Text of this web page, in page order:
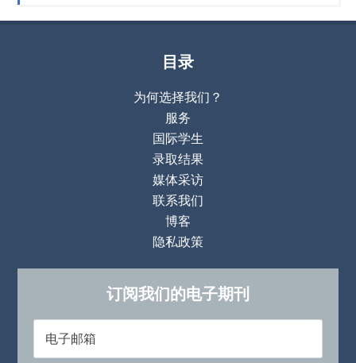
目录
为何选择我们？
服务
国际学生
录取结果
媒体采访
联系我们
博客
隐私政策
订阅我们的电子期刊